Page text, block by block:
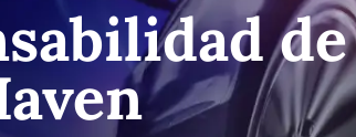
de